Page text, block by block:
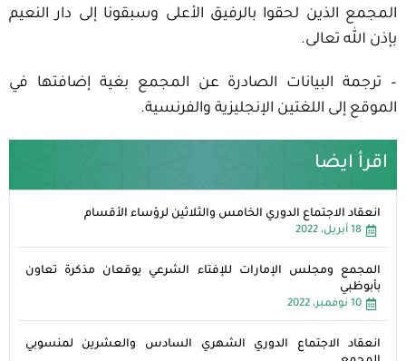
المجمع الذين لحقوا بالرفيق الأعلى وسبقونا إلى دار النعيم
بإذن الله تعالى.
– ترجمة البيانات الصادرة عن المجمع بغية إضافتها في
الموقع إلى اللغتين الإنجليزية والفرنسية.
اقرأ ايضا
انعقاد الاجتماع الدوري الخامس والثلاثين لرؤساء الأقسام
18 أبريل، 2022
المجمع ومجلس الإمارات للإفتاء الشرعي يوقعان مذكرة تعاون
بأبوظبي
10 نوفمبر، 2022
انعقاد الاجتماع الدوري الشهري السادس والعشرين لمنسوبي